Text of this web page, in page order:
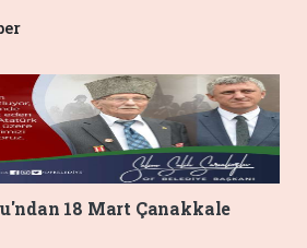
18 Mart Çanakkale